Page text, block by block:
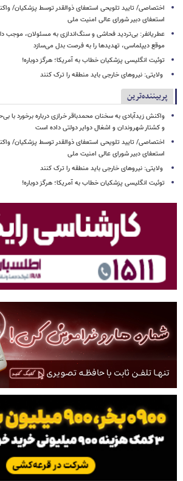
اختصاصی/ تایید تلویحی استعفای ذوالقدر توسط پزشکیان/
استعفای دبیر شورای عالی امنیت ملی
عطریانفر: بی‌تردید فحاشی و سنگ‌اندازی به مسئولان، موجب
موقع دیپلماسی، تهدیدها را به فرصت بدل می‌سازد
توئیت انگلیسی پزشکیان خطاب به آمریکا؛ هرگز دوباره!
ولایتی: نیروهای خارجی باید منطقه را ترک کنند
پربیننده‌ترین
واکنش زیدآبادی به سخنان محمدباقر خرازی درباره برخورد با
و کشتار شهروندان و اشغال دوایر دولتی داده است
اختصاصی/ تایید تلویحی استعفای ذوالقدر توسط پزشکیان/
استعفای دبیر شورای عالی امنیت ملی
ولایتی: نیروهای خارجی باید منطقه را ترک کنند
توئیت انگلیسی پزشکیان خطاب به آمریکا؛ هرگز دوباره!